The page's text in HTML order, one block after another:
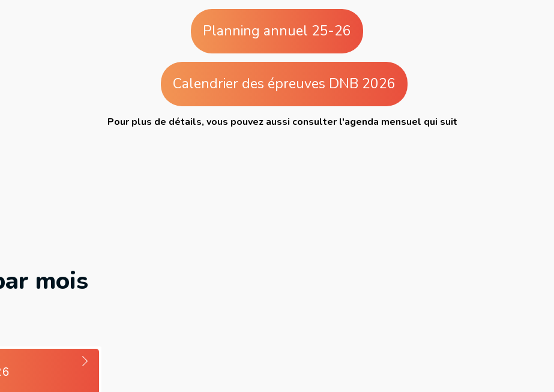
Planning annuel 25-26
Calendrier des épreuves DNB 2026
Pour plus de détails, vous pouvez aussi consulter l'agenda mensuel qui suit
mois